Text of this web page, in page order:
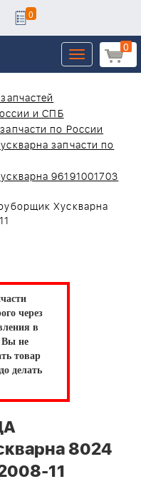
0
0
Toggle
navigation
и СПБ
по России
запчасти по
96191001703
Хускварна
через
в
Вы не
товар
делать
8024
11